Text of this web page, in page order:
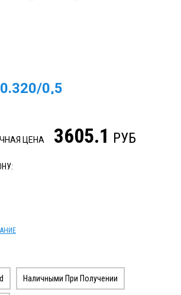
И УКАЗАТЕЛИ УРОВНЯ
0,5
ЦЕНА 3605.1 РУБ
Наличными При Получении